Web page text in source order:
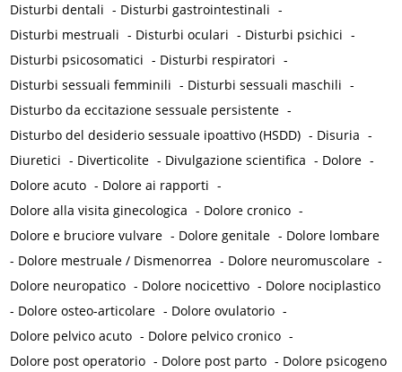
Disturbi dentali - Disturbi gastrointestinali -
Disturbi mestruali - Disturbi oculari - Disturbi psichici -
Disturbi psicosomatici - Disturbi respiratori -
Disturbi sessuali femminili - Disturbi sessuali maschili -
Disturbo da eccitazione sessuale persistente -
Disturbo del desiderio sessuale ipoattivo (HSDD) - Disuria -
Diuretici - Diverticolite - Divulgazione scientifica - Dolore -
Dolore acuto - Dolore ai rapporti -
Dolore alla visita ginecologica - Dolore cronico -
Dolore e bruciore vulvare - Dolore genitale - Dolore lombare
- Dolore mestruale / Dismenorrea - Dolore neuromuscolare -
Dolore neuropatico - Dolore nocicettivo - Dolore nociplastico
- Dolore osteo-articolare - Dolore ovulatorio -
Dolore pelvico acuto - Dolore pelvico cronico -
Dolore post operatorio - Dolore post parto - Dolore psicogeno